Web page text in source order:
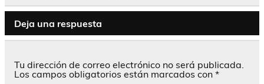
Deja una respuesta
Tu dirección de correo electrónico no será publicada.
Los campos obligatorios están marcados con *